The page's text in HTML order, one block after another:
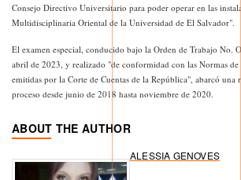
Consejo Directivo Universitario para poder operar en las
Multidisciplinaria Oriental de la Universidad de El Salvador".
El examen especial, conducido bajo la Orden de Trabajo No.
abril de 2023, y realizado "de conformidad con las Normas
emitidas por la Corte de Cuentas de la República", abarcó una
proceso desde junio de 2018 hasta noviembre de 2020.
ABOUT THE AUTHOR
ALESSIA GENOVES